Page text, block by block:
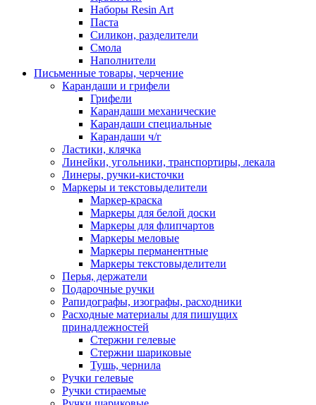
Наборы Resin Art
Паста
Силикон, разделители
Смола
Наполнители
Письменные товары, черчение
Карандаши и грифели
Грифели
Карандаши механические
Карандаши специальные
Карандаши ч/г
Ластики, клячка
Линейки, угольники, транспортиры, лекала
Линеры, ручки-кисточки
Маркеры и текстовыделители
Маркер-краска
Маркеры для белой доски
Маркеры для флипчартов
Маркеры меловые
Маркеры перманентные
Маркеры текстовыделители
Перья, держатели
Подарочные ручки
Рапидографы, изографы, расходники
Расходные материалы для пишущих
принадлежностей
Стержни гелевые
Стержни шариковые
Тушь, чернила
Ручки гелевые
Ручки стираемые